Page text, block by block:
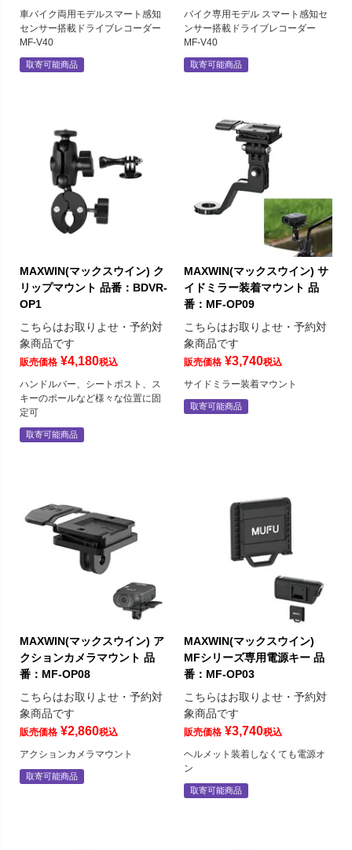
車バイク両用モデルスマート感知
センサー搭載ドライブレコーダー
MF-V40
取寄可能商品
バイク専用モデル スマート感知セ
ンサー搭載ドライブレコーダー
MF-V40
取寄可能商品
MAXWIN(マックスウイン) ク
リップマウント 品番：BDVR-
OP1
こちらはお取りよせ・予約対
象商品です
販売価格 ¥4,180税込
ハンドルバー、シートポスト、ス
キーのポールなど様々な位置に固
定可
取寄可能商品
MAXWIN(マックスウイン) サ
イドミラー装着マウント 品
番：MF-OP09
こちらはお取りよせ・予約対
象商品です
販売価格 ¥3,740税込
サイドミラー装着マウント
取寄可能商品
MAXWIN(マックスウイン) ア
クションカメラマウント 品
番：MF-OP08
こちらはお取りよせ・予約対
象商品です
販売価格 ¥2,860税込
アクションカメラマウント
取寄可能商品
MAXWIN(マックスウイン)
MFシリーズ専用電源キー 品
番：MF-OP03
こちらはお取りよせ・予約対
象商品です
販売価格 ¥3,740税込
ヘルメット装着しなくても電源オ
ン
取寄可能商品